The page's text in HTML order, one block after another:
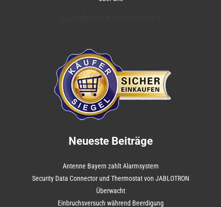
Neueste Beiträge
Antenne Bayern zahlt Alarmsystem
Security Data Connector und Thermostat von JABLOTRON
Überwacht
Einbruchsversuch während Beerdigung